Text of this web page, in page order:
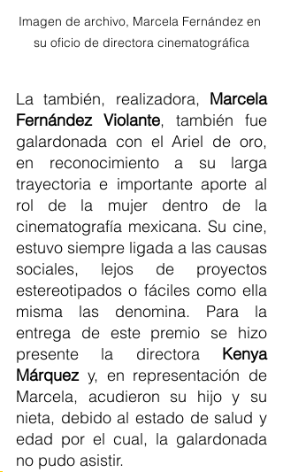
Imagen de archivo, Marcela Fernández en
su oficio de directora cinematográfica
La también, realizadora, Marcela
Fernández Violante, también fue
galardonada con el Ariel de oro,
en reconocimiento a su larga
trayectoria e importante aporte al
rol de la mujer dentro de la
cinematografía mexicana. Su cine,
estuvo siempre ligada a las causas
sociales, lejos de proyectos
estereotipados o fáciles como ella
misma las denomina. Para la
entrega de este premio se hizo
presente la directora Kenya
Márquez y, en representación de
Marcela, acudieron su hijo y su
nieta, debido al estado de salud y
edad por el cual, la galardonada
no pudo asistir.